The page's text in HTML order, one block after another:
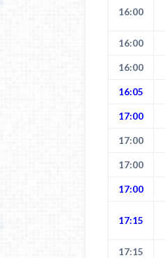
16:00
16:00
16:00
16:05
17:00
17:00
17:00
17:00
17:15
17:15